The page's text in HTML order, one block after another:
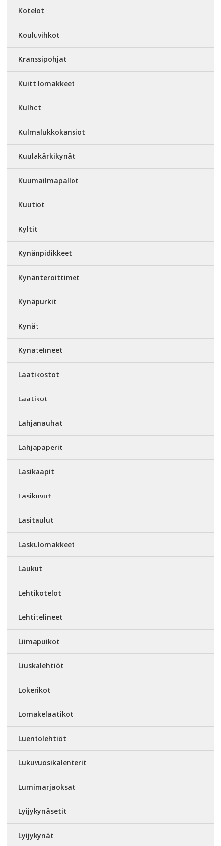
Kotelot
Kouluvihkot
Kranssipohjat
Kuittilomakkeet
Kulhot
Kulmalukkokansiot
Kuulakärkikynät
Kuumailmapallot
Kuutiot
Kyltit
Kynänpidikkeet
Kynänteroittimet
Kynäpurkit
Kynät
Kynätelineet
Laatikostot
Laatikot
Lahjanauhat
Lahjapaperit
Lasikaapit
Lasikuvut
Lasitaulut
Laskulomakkeet
Laukut
Lehtikotelot
Lehtitelineet
Liimapuikot
Liuskalehtiöt
Lokerikot
Lomakelaatikot
Luentolehtiöt
Lukuvuosikalenterit
Lumimarjaoksat
Lyijykynäsetit
Lyijykynät